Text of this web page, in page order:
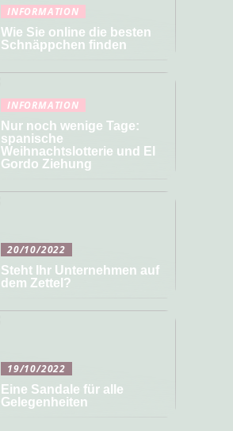
INFORMATION
Wie Sie online die besten
Schnäppchen finden
INFORMATION
Nur noch wenige Tage:
spanische
Weihnachtslotterie und El
Gordo Ziehung
20/10/2022
Steht Ihr Unternehmen auf
dem Zettel?
19/10/2022
Eine Sandale für alle
Gelegenheiten